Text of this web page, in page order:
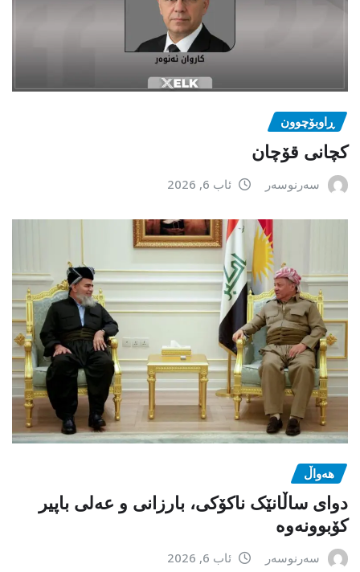
ڕاوبۆچوون
کچانی قۆچان
سەرنوسەر ئاب 6, 2026
هەواڵ
دوای ساڵانێک ناکۆکی، بارزانی و عەلی باپیر
کۆبوونەوە
سەرنوسەر ئاب 6, 2026